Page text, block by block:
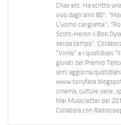
Chao etc. Ha scritto
vivo dagli anni 80",
L’uomo cangiante",
Scott-Heron Il Bob
senza tempo".
"Vinile" e i quotidiani
giurati del Premio
anni aggiorna
cinema, culture varie,
Mei Musicletter del
Collabora con